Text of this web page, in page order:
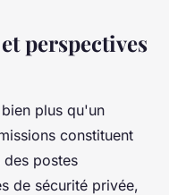
perspectives
plus qu'un
constituent
des postes
de sécurité privée,